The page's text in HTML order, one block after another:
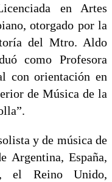
en Artes
otorgado por la
del Mtro. Aldo
como Profesora
con orientación en
de Música de la
y de música de
Argentina, España,
el Reino Unido,